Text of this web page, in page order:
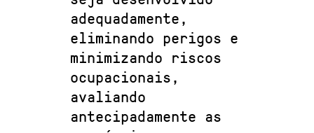
adequadamente,
eliminando perigos e
minimizando riscos
ocupacionais,
avaliando
antecipadamente as